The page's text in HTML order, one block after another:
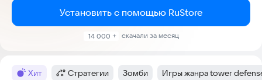
Установить с помощью RuStore
14 000 + скачали за месяц
хит Стратегии Зомби Игры жанра tower